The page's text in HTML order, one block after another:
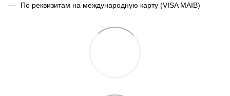
По реквизитам на международную карту (VISA MAIB)